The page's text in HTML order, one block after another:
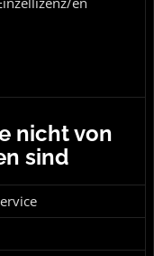
nicht von
sind